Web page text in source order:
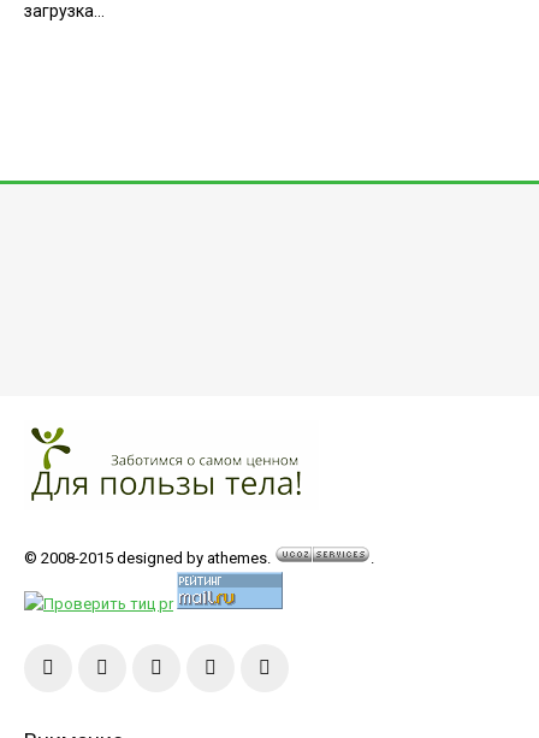
загрузка...
© 2008-2015 designed by athemes. .